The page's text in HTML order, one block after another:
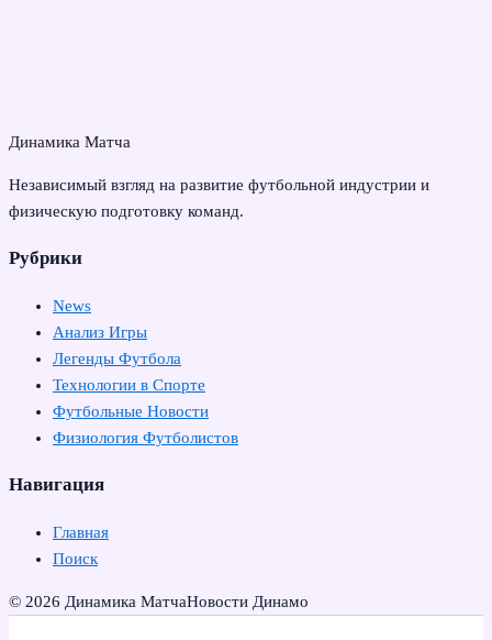
Динамика Матча
Независимый взгляд на развитие футбольной индустрии и
физическую подготовку команд.
Рубрики
News
Анализ Игры
Легенды Футбола
Технологии в Спорте
Футбольные Новости
Физиология Футболистов
Навигация
Главная
Поиск
© 2026 Динамика МатчаНовости Динамо